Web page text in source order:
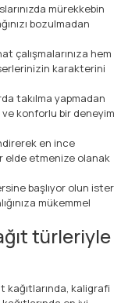
mürekkebin
bozulmadan
çalışmalarınıza hem
karakterini
takılma yapmadan
konforlu bir deneyim
en ince
elde etmenize olanak
başlıyor olun ister
mükemmel
türleriyle
kağıtlarında, kaligrafi